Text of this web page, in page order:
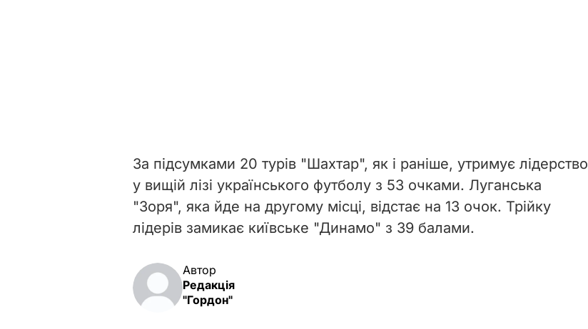
За підсумками 20 турів "Шахтар", як і раніше, утримує лідерство
у вищій лізі українського футболу з 53 очками. Луганська
"Зоря", яка йде на другому місці, відстає на 13 очок. Трійку
лідерів замикає київське "Динамо" з 39 балами.
Автор
Редакція
"Гордон"